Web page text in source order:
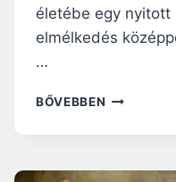
életébe egy nyitott
elmélkedés
…
BŐVEBBEN NAGYBÖJTI
A